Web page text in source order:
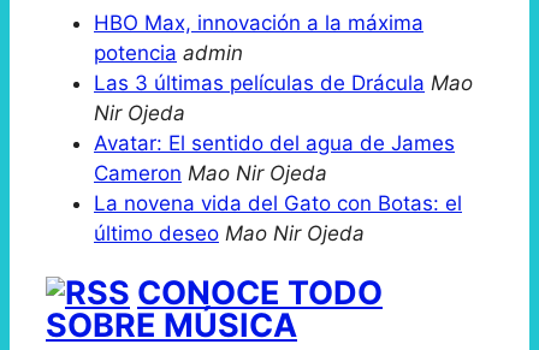
HBO Max, innovación a la máxima
potencia admin
Las 3 últimas películas de Drácula Mao
Nir Ojeda
Avatar: El sentido del agua de James
Cameron Mao Nir Ojeda
La novena vida del Gato con Botas: el
último deseo Mao Nir Ojeda
CONOCE TODO
SOBRE MÚSICA